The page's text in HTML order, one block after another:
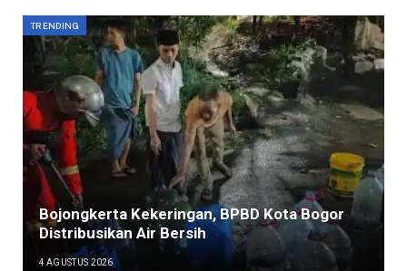
TRENDING
Bojongkerta Kekeringan, BPBD Kota Bogor
Distribusikan Air Bersih
4 AGUSTUS 2026